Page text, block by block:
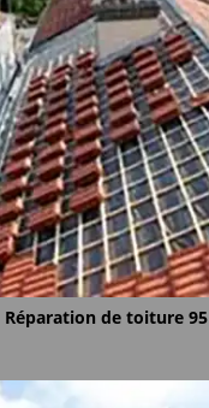
Réparation de toiture 95